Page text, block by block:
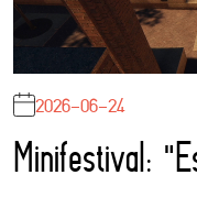
2026-06-24
Minifestival: